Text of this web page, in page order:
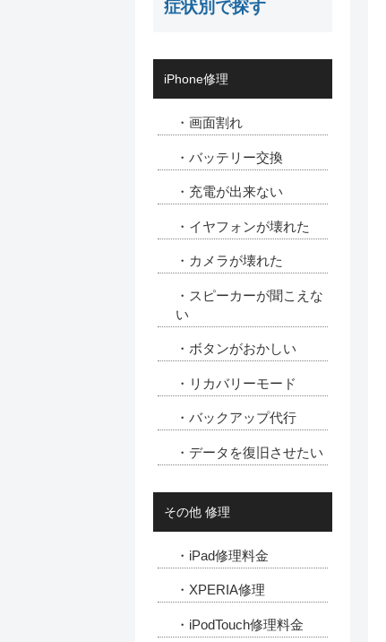
症状別で探す
iPhone修理
・画面割れ
・バッテリー交換
・充電が出来ない
・イヤフォンが壊れた
・カメラが壊れた
・スピーカーが聞こえな
い
・ボタンがおかしい
・リカバリーモード
・バックアップ代行
・データを復旧させたい
その他 修理
・iPad修理料金
・XPERIA修理
・iPodTouch修理料金